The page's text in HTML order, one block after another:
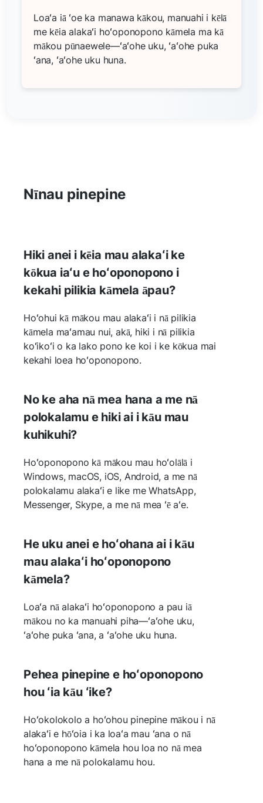
Loaʻa iā ʻoe ka manawa kākou, manuahi i kēlā
me kēia alakaʻi hoʻoponopono kāmela ma kā
mākou pūnaewele—ʻaʻohe uku, ʻaʻohe puka
ʻana, ʻaʻohe uku huna.
Nīnau pinepine
Hiki anei i kēia mau alakaʻi ke
kōkua iaʻu e hoʻoponopono i
kekahi pilikia kāmela āpau?
Hoʻohui kā mākou mau alakaʻi i nā pilikia
kāmela maʻamau nui, akā, hiki i nā pilikia
koʻikoʻi o ka lako pono ke koi i ke kōkua mai
kekahi loea hoʻoponopono.
No ke aha nā mea hana a me nā
polokalamu e hiki ai i kāu mau
kuhikuhi?
Hoʻoponopono kā mākou mau hoʻolālā i
Windows, macOS, iOS, Android, a me nā
polokalamu alakaʻi e like me WhatsApp,
Messenger, Skype, a me nā mea ʻē aʻe.
He uku anei e hoʻohana ai i kāu
mau alakaʻi hoʻoponopono
kāmela?
Loaʻa nā alakaʻi hoʻoponopono a pau iā
mākou no ka manuahi piha—ʻaʻohe uku,
ʻaʻohe puka ʻana, a ʻaʻohe uku huna.
Pehea pinepine e hoʻoponopono
hou ʻia kāu ʻike?
Hoʻokolokolo a hoʻohou pinepine mākou i nā
alakaʻi e hōʻoia i ka loaʻa mau ʻana o nā
hoʻoponopono kāmela hou loa no nā mea
hana a me nā polokalamu hou.